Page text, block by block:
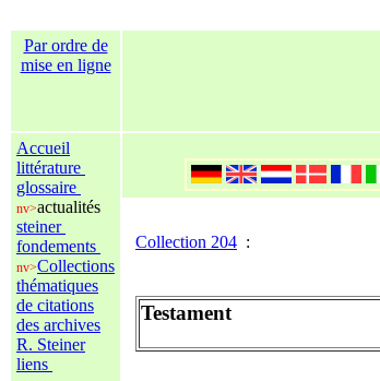
Par ordre de
mise en ligne
Accueil
littérature
glossaire
nv>actualités
steiner
fondements
nv>Collections
thématiques
de citations
des archives
R. Steiner
liens
Collection 204 :
Testament